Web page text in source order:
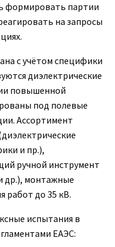
формировать партии
на запросы
с учётом специфики
диэлектрические
повышенной
под полевые
Ассортимент
и пр.),
ручной инструмент
др.), монтажные
работ до 35 кВ.
испытания в
ЕАЭС: